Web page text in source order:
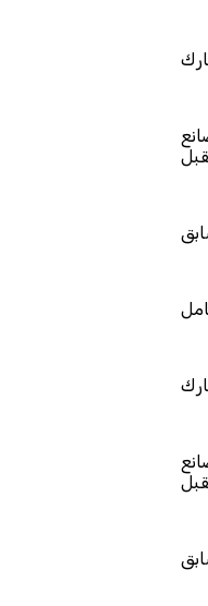
والجمارك
"لمصانع
المستقبل"
السابق
والتكامل
والجمارك
"لمصانع
المستقبل"
السابق